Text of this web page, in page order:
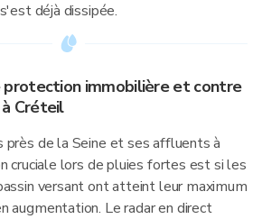
déjà dissipée.
protection immobilière et contre
Créteil
près de la Seine et ses affluents à
cruciale lors de pluies fortes est si les
versant ont atteint leur maximum
augmentation. Le radar en direct